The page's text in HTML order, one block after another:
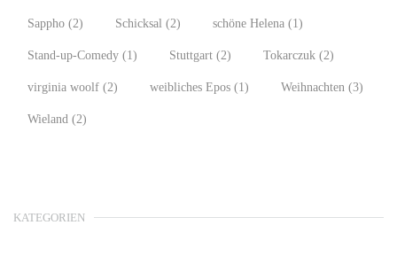
Sappho (2) Schicksal (2) schöne Helena (1)
Stand-up-Comedy (1) Stuttgart (2) Tokarczuk (2)
virginia woolf (2) weibliches Epos (1) Weihnachten (3)
Wieland (2)
KATEGORIEN